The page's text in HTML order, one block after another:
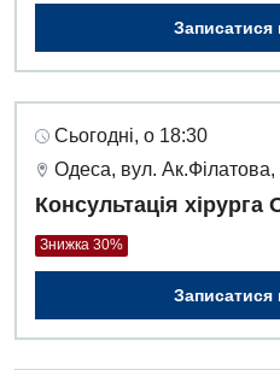
Сьогодні, о 18:30
Одеса, вул. Ак.Філатова,
Консультація
Знижка 30%